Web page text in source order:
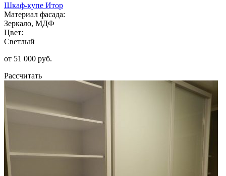
Шкаф-купе Итор
Материал фасада:
Зеркало, МДФ
Цвет:
Светлый
от 51 000 руб.
Рассчитать